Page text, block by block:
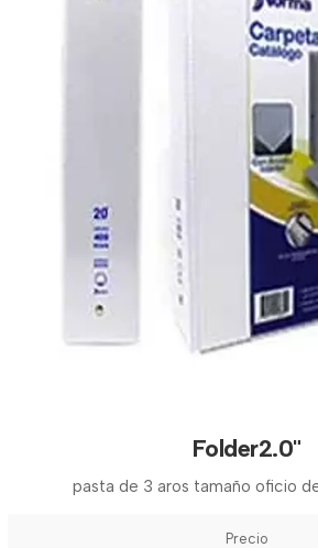
Folder2.0"
pasta de 3 aros tamaño oficio
Precio